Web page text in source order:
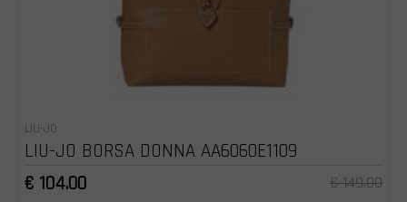
LIU-JO
LIU-JO BORSA DONNA AA6060E1109
€ 104.00
€ 149.00